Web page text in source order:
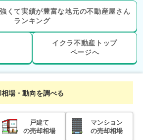
築年数:
土地面積:353㎡
2023年3月
三丁目
土地面積: 116㎡
くて実績が豊富な地元の不動産屋さん
ランキング
イクラ不動産トップ
ページへ
場・動向を調べる
戸建て
の売却相場
マンション
の売却相場